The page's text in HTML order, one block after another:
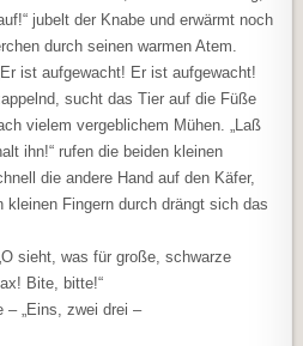
jubelt der Knabe und erwärmt noch
durch seinen warmen Atem.
ist aufgewacht! Er ist aufgewacht!
sucht das Tier auf die Füße
vielem vergeblichem Mühen. „Laß
ihn!“ rufen die beiden kleinen
die andere Hand auf den Käfer,
kleinen Fingern durch drängt sich das
sieht, was für große, schwarze
Bite, bitte!“
– „Eins, zwei drei –